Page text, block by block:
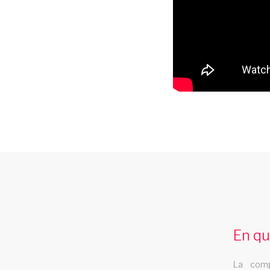
music hall professionnel et se deplace
En
La